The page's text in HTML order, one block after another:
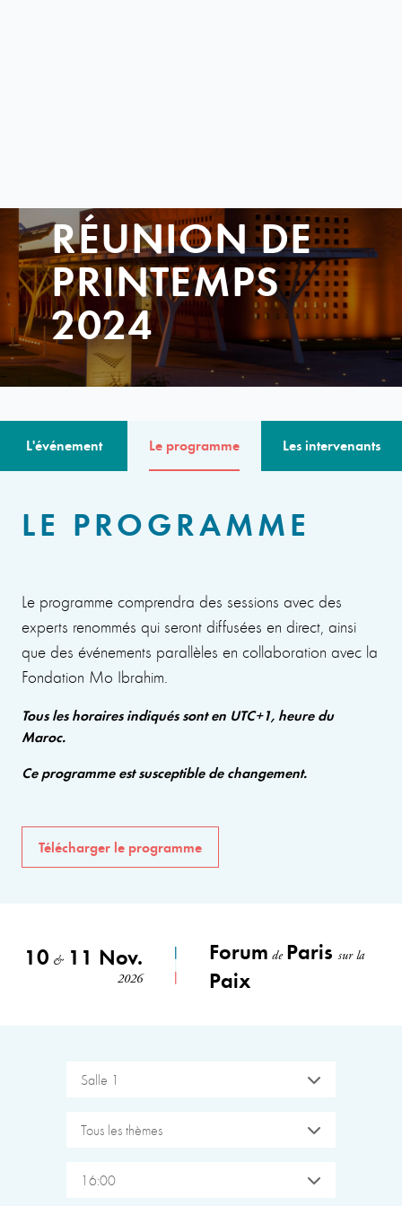
RÉUNION DE
PRINTEMPS
2024
L'événement Le programme Les intervenants
LE PROGRAMME
Le programme comprendra des sessions avec des
experts renommés qui seront diffusées en direct, ainsi
que des événements parallèles en collaboration avec la
Fondation Mo Ibrahim.
Tous les horaires indiqués sont en UTC+1, heure du
Maroc.
Ce programme est susceptible de changement.
Télécharger le programme
10 &11 Nov.
2026
Forum de Parissur la
Paix
Salle 1
Tous les thèmes
16:00